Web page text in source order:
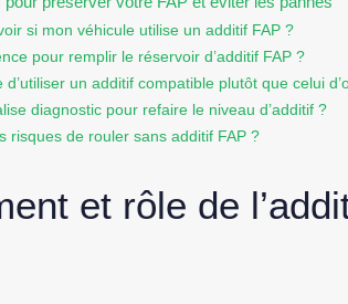
si mon véhicule utilise un additif FAP ?
pour remplir le réservoir d’additif FAP ?
d’utiliser un additif compatible plutôt que celui
diagnostic pour refaire le niveau d’additif ?
risques de rouler sans additif FAP ?
et rôle de